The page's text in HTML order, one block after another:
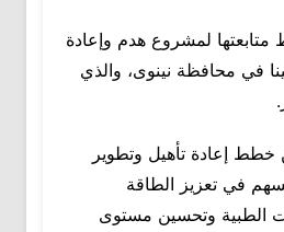
متابعتها لمشروع هدم وإعادة
في محافظة نينوى، والذي
إعادة تأهيل وتطوير
في تعزيز الطاقة
الطبية وتحسين مستوى